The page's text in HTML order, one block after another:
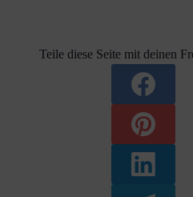
Teile diese Seite mit deinen